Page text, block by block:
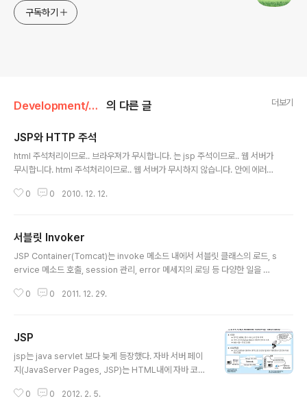
구독하기
Development/JSP & Servlet 의 다른 글 더보기
JSP와 HTTP 주석
html 주석처리이므로.. 브라우져가 무시합니다. 는 jsp 주석이므로.. 웹 서버가
무시합니다. html 주석처리이므로.. 웹 서버가 무시하지 않습니다. 안에 에러가
담겼던 html이 브라우져로 전달되어서(flush).. 거기까지만 브라우져에 찍힌거
0 0 2010. 12. 12.
서블릿 Invoker
JSP Container(Tomcat)는 invoke 메소드 내에서 서블릿 클래스의 로드, s
ervice 메소드 호출, session 관리, error 메세지의 로딩 등 다양한 일을 한
onse) org.apache.catalina.connector.Request org.apache.catalin
ache.catalina.connector.Request,%20org.apache.ca..
0 0 2011. 12. 29.
JSP
jsp는 java servlet 보다 늦게 등장했다. 자바 서버 페이
지(JavaServer Pages, JSP)는 HTML내에 자바 코드
웹 브라우저에 돌려주는 언어이다. Java EE 스펙 중 일부
0 0 2012. 2. 5.